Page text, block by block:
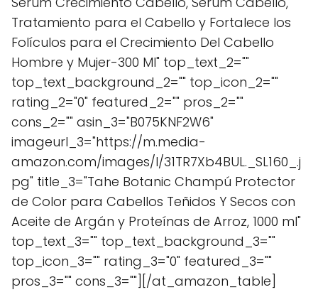
Tratamiento para el Cabello y Fortalece los
Folículos para el Crecimiento Del Cabello
Hombre y Mujer-300 Ml" top_text_2=""
top_text_background_2="" top_icon_2=""
rating_2="0" featured_2="" pros_2=""
cons_2="" asin_3="B075KNF2W6"
imageurl_3="https://m.media-
amazon.com/images/I/31TR7Xb4BUL._SL160_.j
pg" title_3="Tahe Botanic Champú Protector
de Color para Cabellos Teñidos Y Secos con
Aceite de Argán y Proteínas de Arroz, 1000 ml"
top_text_3="" top_text_background_3=""
top_icon_3="" rating_3="0" featured_3=""
pros_3="" cons_3=""][/at_amazon_table]